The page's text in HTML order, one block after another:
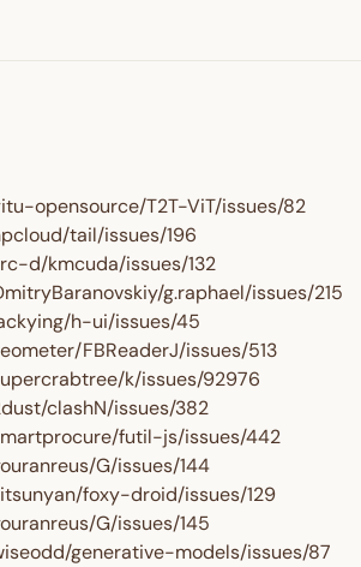
opensource/T2T-ViT/issues/82
tail/issues/196
d/kmcuda/issues/132
g.raphael/issues/215
h-ui/issues/45
FBReaderJ/issues/513
k/issues/92976
clashN/issues/382
futil-js/issues/442
G/issues/144
foxy-droid/issues/129
G/issues/145
generative-models/issues/87
Get $10 Off
Order!
Sign up and enjoy $10 off right
and redeem exclusive